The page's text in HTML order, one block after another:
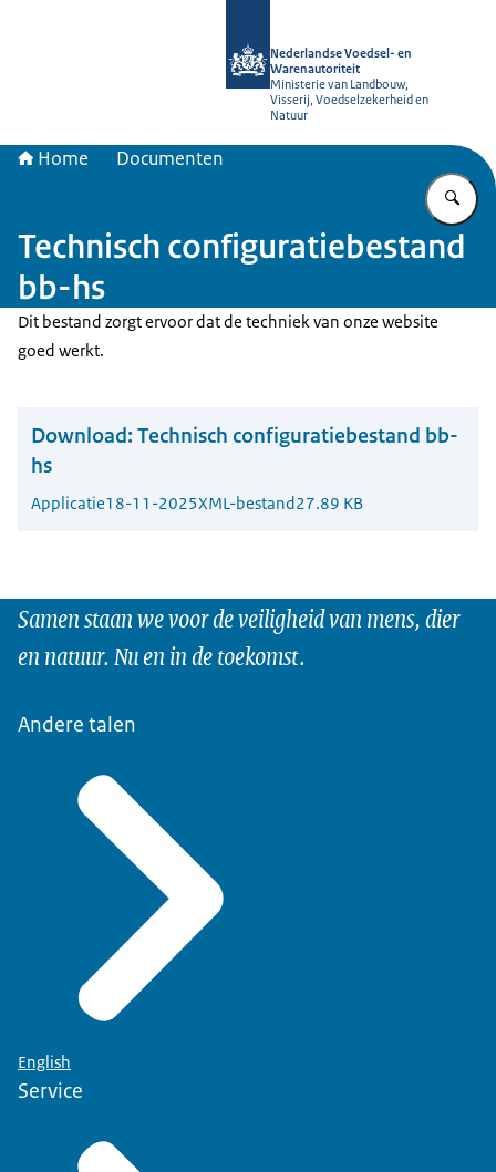
Nederlandse Voedsel- en
Warenautoriteit
Ministerie van Landbouw,
Visserij, Voedselzekerheid en
Natuur
Home Documenten
Technisch configuratiebestand
bb-hs
Dit bestand zorgt ervoor dat de techniek van onze website
goed werkt.
Download: Technisch configuratiebestand bb-
hs
Applicatie18-11-2025XML-bestand27.89 KB
Samen staan we voor de veiligheid van mens, dier
en natuur. Nu en in de toekomst.
Andere talen
English
Service